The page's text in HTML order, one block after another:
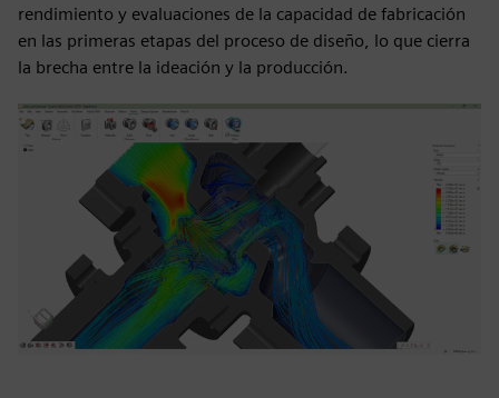
rendimiento y evaluaciones de la capacidad de fabricación
en las primeras etapas del proceso de diseño, lo que cierra
la brecha entre la ideación y la producción.